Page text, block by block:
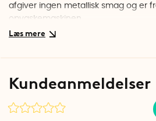
afgiver ingen metallisk smag og er
opvaskemaskinen.
Kundeanmeldelser